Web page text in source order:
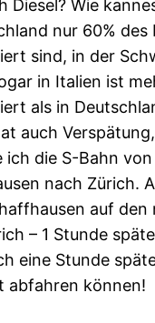
Diesel? Wie
nur 60% des
sind, in der
in Italien ist
als in
auch
ich die S-Bahn von
nach Zürich.
auf den
– 1 Stunde
eine Stunde
abfahren können!